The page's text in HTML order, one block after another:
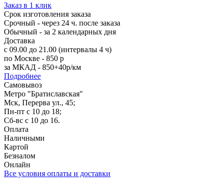
Заказ в 1 клик
Срок изготовления заказа
Срочный - через 24 ч. после заказа
Обычный - за 2 календарных дня
Доставка
с 09.00 до 21.00 (интервалы 4 ч)
по Москве - 850 р
за МКАД - 850+40р/км
Подробнее
Самовывоз
Метро "Братиславская"
Мск, Перерва ул., 45;
Пн-пт с 10 до 18;
Сб-вс с 10 до 16.
Оплата
Наличными
Картой
Безналом
Онлайн
Все условия оплаты и доставки